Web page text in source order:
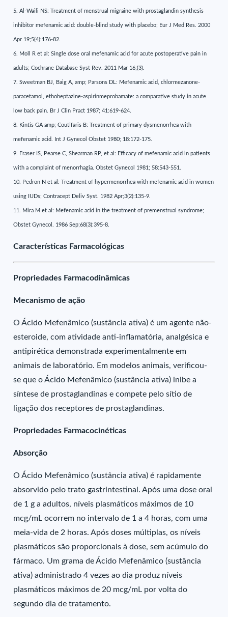
5. Al-Waili NS: Treatment of menstrual migraine with prostaglandin synthesis
inhibitor mefenamic acid: double-blind study with placebo; Eur J Med Res. 2000
Apr 19;5(4):176-82.
6. Moll R et al: Single dose oral mefenamic acid for acute postoperative pain in
adults; Cochrane Database Syst Rev. 2011 Mar 16;(3).
7. Sweetman BJ, Baig A, amp; Parsons DL: Mefenamic acid, chlormezanone-
paracetamol, ethoheptazine-aspirinmeprobamate: a comparative study in acute
low back pain. Br J Clin Pract 1987; 41:619-624.
8. Kintis GA amp; Coutifaris B: Treatment of primary dysmenorrhea with
mefenamic acid. Int J Gynecol Obstet 1980; 18:172-175.
9. Fraser IS, Pearse C, Shearman RP, et al: Efficacy of mefenamic acid in patients
with a complaint of menorrhagia. Obstet Gynecol 1981; 58:543-551.
10. Pedron N et al: Treatment of hypermenorrhea with mefenamic acid in women
using IUDs; Contracept Deliv Syst. 1982 Apr;3(2):135-9.
11. Mira M et al: Mefenamic acid in the treatment of premenstrual syndrome;
Obstet Gynecol. 1986 Sep;68(3):395-8.
Características Farmacológicas
Propriedades Farmacodinâmicas
Mecanismo de ação
O Ácido Mefenâmico (sustância ativa) é um agente não-
esteroide, com atividade anti-inflamatória, analgésica e
antipirética demonstrada experimentalmente em
animais de laboratório. Em modelos animais, verificou-
se que o Ácido Mefenâmico (sustância ativa) inibe a
síntese de prostaglandinas e compete pelo sítio de
ligação dos receptores de prostaglandinas.
Propriedades Farmacocinéticas
Absorção
O Ácido Mefenâmico (sustância ativa) é rapidamente
absorvido pelo trato gastrintestinal. Após uma dose oral
de 1 g a adultos, níveis plasmáticos máximos de 10
mcg/mL ocorrem no intervalo de 1 a 4 horas, com uma
meia-vida de 2 horas. Após doses múltiplas, os níveis
plasmáticos são proporcionais à dose, sem acúmulo do
fármaco. Um grama de Ácido Mefenâmico (sustância
ativa) administrado 4 vezes ao dia produz níveis
plasmáticos máximos de 20 mcg/mL por volta do
segundo dia de tratamento.